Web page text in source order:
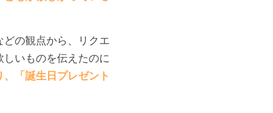
の観点から、リクエ
いものを伝えたのに
、「誕生日プレゼント